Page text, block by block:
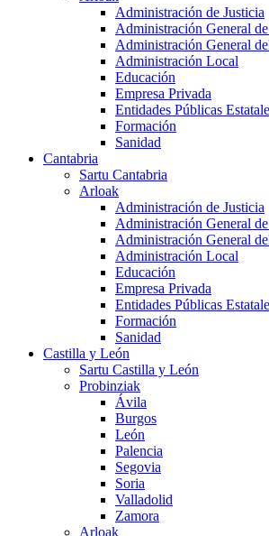
Administración de Justicia
Administración General
Administración General
Administración Local
Educación
Empresa Privada
Entidades Públicas
Formación
Sanidad
Cantabria
Sartu Cantabria
Arloak
Administración de Justicia
Administración General
Administración General
Administración Local
Educación
Empresa Privada
Entidades Públicas
Formación
Sanidad
Castilla y León
Sartu Castilla y León
Probinziak
Ávila
Burgos
León
Palencia
Segovia
Soria
Valladolid
Zamora
Arloak